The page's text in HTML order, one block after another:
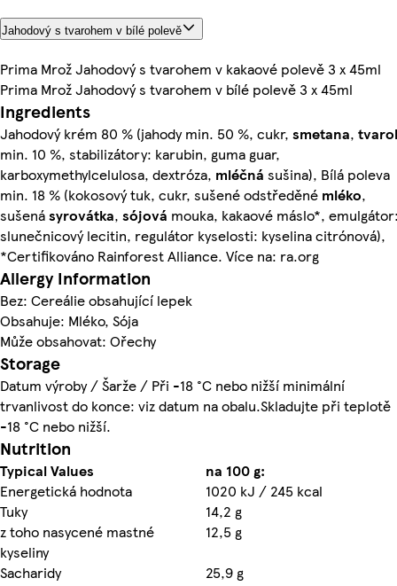
Jahodový s tvarohem v bílé polevě
Prima Mrož Jahodový s tvarohem v kakaové polevě 3 x 45ml
Prima Mrož Jahodový s tvarohem v bílé polevě 3 x 45ml
Ingredients
Jahodový krém 80 % (jahody min. 50 %, cukr, smetana,
min. 10 %, stabilizátory: karubin, guma guar,
karboxymethylcelulosa, dextróza, mléčná sušina), Bílá poleva
min. 18 % (kokosový tuk, cukr, sušené odstředěné mléko,
sušenásyrovátka, sójová mouka, kakaové máslo*,
slunečnicový lecitin, regulátor kyselosti: kyselina citrónová),
*Certifikováno Rainforest Alliance. Více na: ra.org
Allergy Information
Bez: Cereálie obsahující lepek
Obsahuje: Mléko, Sója
Může obsahovat: Ořechy
Storage
Datum výroby / Šarže / Při -18 °C nebo nižší minimální
trvanlivost do konce: viz datum na obalu.Skladujte při teplotě
-18 °C nebo nižší.
Nutrition
Typical Values
na 100 g:
Energetická hodnota
1020 kJ / 245 kcal
Tuky
14,2 g
z toho nasycené mastné
kyseliny
12,5 g
Sacharidy
25,9 g